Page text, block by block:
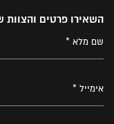
השאירו פרטים והצוות